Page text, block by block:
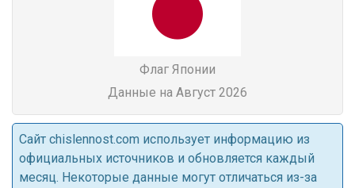
Флаг Японии
Данные на Август 2026
Cайт chislennost.com использует информацию из
официальных источников и обновляется каждый
месяц. Некоторые данные могут отличаться из-за